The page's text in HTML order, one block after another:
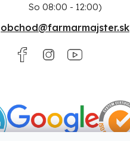
So 08:00 - 12:00)
obchod@farmarmajster.sk